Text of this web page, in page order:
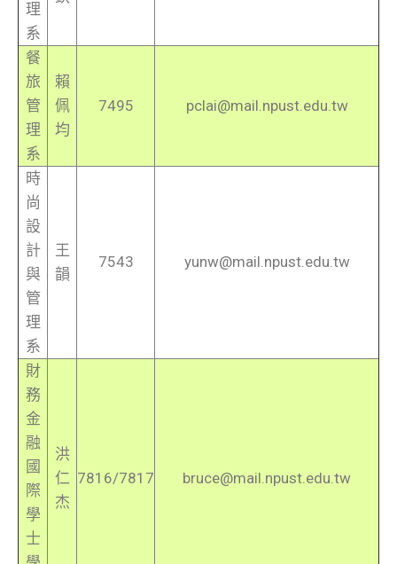
理
系
餐
旅
管
理
系
賴
佩
均
7495 pclai@mail.npust.edu.tw
時
尚
設
計
與
管
理
系
王
韻
7543 yunw@mail.npust.edu.tw
財
務
金
融
國
際
學
士
洪
仁
杰
7816/7817 bruce@mail.npust.edu.tw